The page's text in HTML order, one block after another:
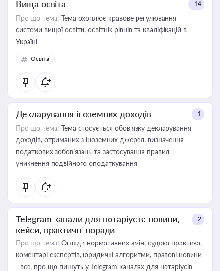
Вища освіта +14
Про що тема: Тема охоплює правове регулювання
системи вищої освіти, освітніх рівнів та кваліфікацій в
Україні
Освіта
Декларування іноземних доходів +1
Про що тема: Тема стосується обов’язку декларування
доходів, отриманих з іноземних джерел, визначення
податкових зобов’язань та застосування правил
уникнення подвійного оподаткування
Telegram канали для нотаріусів: новини,
кейси, практичні поради
+2
Про що тема: Огляди нормативних змін, судова практика,
коментарі експертів, юридичні алгоритми, правові новини
- все, про що пишуть у Telegram каналах для нотаріусів